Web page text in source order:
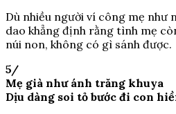
Dù nhiều người ví công mẹ như
dao khẳng định rằng tình mẹ
núi non, không có gì sánh được.
5/
Mẹ già như ánh trăng khuya
Dịu dàng soi tỏ bước đi con